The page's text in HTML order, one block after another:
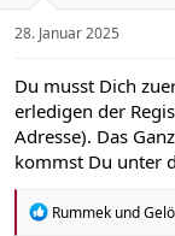
e
n
28. Januar 2025
Du musst Dich
erledigen der
Adresse). Das
kommst Du unter
R
Rummek und